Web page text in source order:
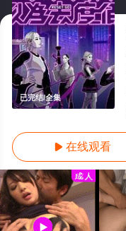
已完结/全集
 在线观看